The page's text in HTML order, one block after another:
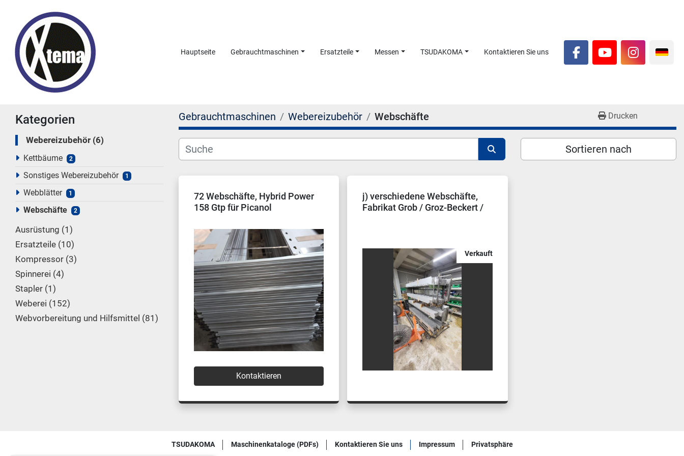
Hauptseite Gebrauchtmaschinen Ersatzteile Messen TSUDAKOMA Kontaktieren Sie uns
facebook
youtube
Kategorien
Webereizubehör 6
Kettbäume 2
Sonstiges Webereizubehör 1
Webblätter 1
Webschäfte 2
Ausrüstung 1
Ersatzteile 10
Kompressor 3
Spinnerei 4
Stapler 1
Weberei 152
Webvorbereitung und Hilfsmittel
81
Gebrauchtmaschinen Webereizubehör Webschäfte Drucken
Sortieren nach
72 Webschäfte, Hybrid Power
158 Gtp für Picanol
Kontaktieren
j) verschiedene Webschäfte,
Fabrikat Grob / Groz-Beckert /
Verkauft
TSUDAKOMA Maschinenkataloge (PDFs) Kontaktieren Sie uns Impressum Privatsphäre